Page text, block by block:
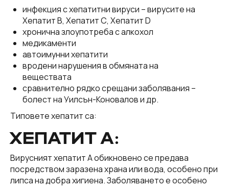
инфекция с хепатитни вируси – вирусите на
Хепатит В, Хепатит С, Хепатит D
хронична злоупотреба с алкохол
медикаменти
автоимунни хепатити
вродени нарушения в обмяната на
веществата
сравнително рядко срещани заболявания –
болест на Уилсън-Коновалов и др.
Типовете хепатит са:
ХЕПАТИТ A:
Вирусният хепатит А обикновено се предава
посредством заразена храна или вода, особено при
липса на добра хигиена. Заболяването е особено